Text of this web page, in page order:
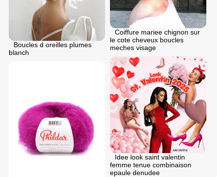
Coiffure mariee chignon sur
le cote cheveux boucles
meches visage
Boucles d oreilles plumes
blanch
Idee look saint valentin
femme tenue combinaison
epaule denudee